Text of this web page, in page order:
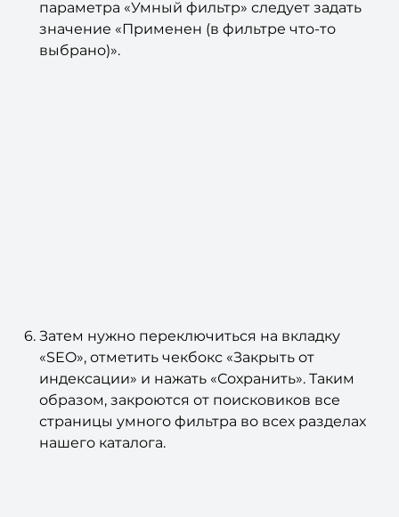
параметра «Умный фильтр» следует задать
значение «Применен (в фильтре что-то
выбрано)».
Затем нужно переключиться на вкладку
«SEO», отметить чекбокс «Закрыть от
индексации» и нажать «Сохранить». Таким
образом, закроются от поисковиков все
страницы умного фильтра во всех разделах
нашего каталога.